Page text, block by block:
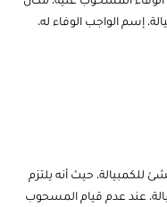
إسم الواجب الوفاء له،
حيث أنه يلتزم
عند عدم قيام المسحوب